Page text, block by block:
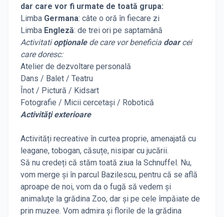
dar care vor fi urmate de toată grupa:
Limba Germana: câte o oră în fiecare zi
Limba Engleză: de trei ori pe saptamână
Activitatiopţionale de care vor beneficia doarcei
care doresc:
Atelier de dezvoltare personală
Dans / Balet / Teatru
Înot / Pictură / Kidsart
Fotografie / Micii cercetași / Robotică
Activităţi exterioare
Activități recreative în curtea proprie, amenajată cu
leagane, tobogan, căsuțe, nisipar cu jucării.
Să nu credeți că stăm toată ziua la Schnuffel. Nu,
vom merge și în parcul Bazilescu, pentru că se află
aproape de noi, vom da o fugă să vedem şi
animaluţe la grădina Zoo, dar şi pe cele împăiate de
prin muzee. Vom admira și florile de la grădina